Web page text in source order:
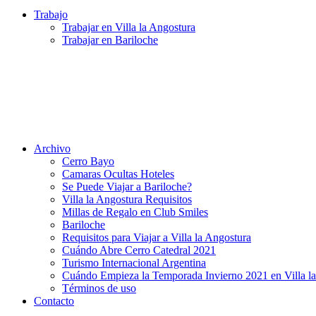
Trabajo
Trabajar en Villa la Angostura
Trabajar en Bariloche
Archivo
Cerro Bayo
Camaras Ocultas Hoteles
Se Puede Viajar a Bariloche?
Villa la Angostura Requisitos
Millas de Regalo en Club Smiles
Bariloche
Requisitos para Viajar a Villa la Angostura
Cuándo Abre Cerro Catedral 2021
Turismo Internacional Argentina
Cuándo Empieza la Temporada Invierno 2021 en Villa
Términos de uso
Contacto